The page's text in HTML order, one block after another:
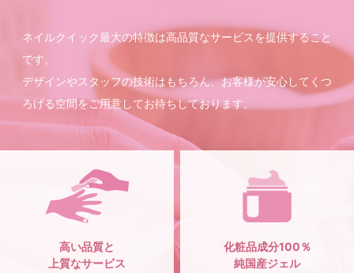
ネイルクイック最大の特徴は高品質なサービスを提供すること
です。
デザインやスタッフの技術はもちろん、お客様が安心してくつ
ろげる空間をご用意してお待ちしております。
高い品質と
上質なサービス
化粧品成分100％
純国産ジェル